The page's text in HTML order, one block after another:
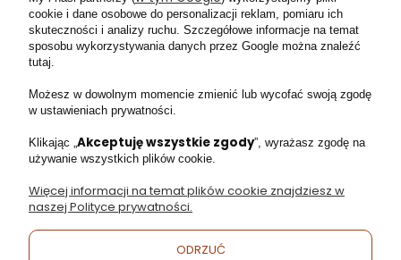
Moje konto
cookie i dane osobowe do personalizacji reklam, pomiaru ich
skuteczności i analizy ruchu. Szczegółowe informacje na temat
sposobu wykorzystywania danych przez Google można znaleźć
tutaj.
Możesz w dowolnym momencie zmienić lub wycofać swoją zgodę
w ustawieniach prywatności.
Klikając „Akceptuję wszystkie zgody”, wyrażasz zgodę na
używanie wszystkich plików cookie.
Więcej informacji na temat plików cookie znajdziesz w
naszej Polityce prywatności.
ODRZUĆ